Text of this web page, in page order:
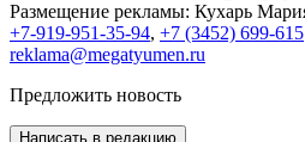
Размещение рекламы: Кухарь
+7-919-951-35-94, +7 (3452) 699-615
reklama@megatyumen.ru
Предложить новость
Написать в редакцию